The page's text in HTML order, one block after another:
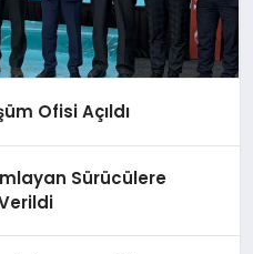
Ofisi Açıldı
Sürücülere